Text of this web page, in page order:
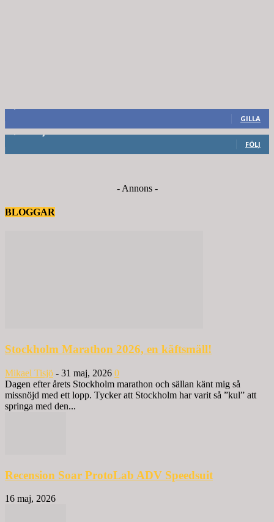
GILLA
FÖLJ
- Annons -
BLOGGAR
Stockholm Marathon 2026, en käftsmäll!
Mikael Tisjö - 31 maj, 2026 0
Dagen efter årets Stockholm marathon och sällan känt mig så
missnöjd med ett lopp. Tycker att Stockholm har varit så ”kul” att
springa med den...
Recension Soar ProtoLab ADV Speedsuit
16 maj, 2026